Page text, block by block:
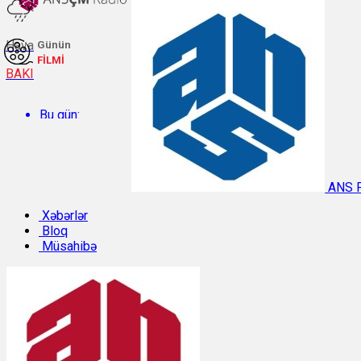
Hava
BAKI
Bu gün:
Temperatur: 29.2°C. Rütubət: 57%.
Sabah:
Günün
FİLMİ
ANS
Xəbərlər
Bloq
Müsahibə